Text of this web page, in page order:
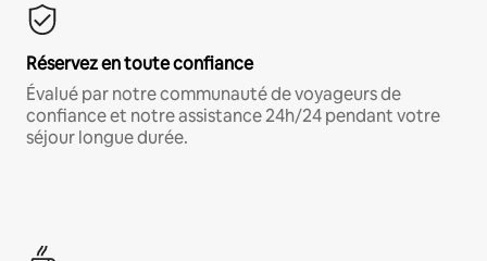
Réservez en toute confiance
Évalué par notre communauté de voyageurs de
confiance et notre assistance 24h/24 pendant votre
séjour longue durée.